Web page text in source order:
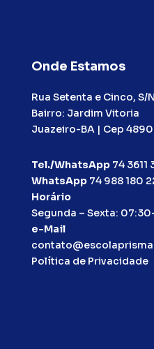
Onde Estamos
Rua Setenta e Cinco, S/N
Bairro: Jardim Vitoria
Juazeiro-BA | Cep
Tel./WhatsApp 74 3611
WhatsApp 74 988 180
Horário
Segunda – Sexta:
e-Mail
Política de Privacidade